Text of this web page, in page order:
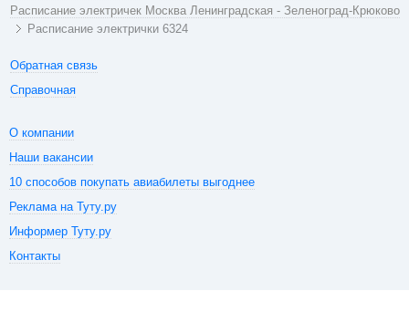
Расписание электричек Москва Ленинградская - Зеленоград-Крюково
Расписание электрички 6324
Обратная связь
Справочная
О компании
Наши вакансии
10 способов покупать авиабилеты выгоднее
Реклама на Туту.ру
Информер Туту.ру
Контакты